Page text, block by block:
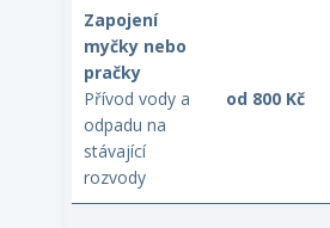
Zapojení
myčky nebo
pračky
Přívod vody a
odpadu na
stávající
rozvody
od 800 Kč